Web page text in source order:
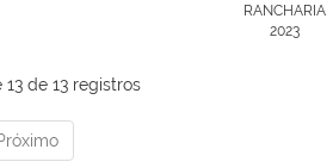
RANCHARIA
2023
de 13 registros